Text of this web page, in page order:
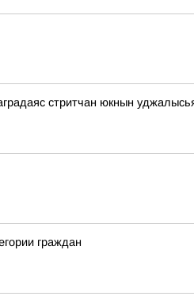
стритчан юкнын
граждан